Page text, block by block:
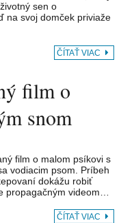
sen o
na svoj ​​domček priviaže
ČÍTAŤ VIAC
film o
snom
film o malom psíkovi s
vodiacim psom. Príbeh
dokážu robiť
propagačným videom…
ČÍTAŤ VIAC